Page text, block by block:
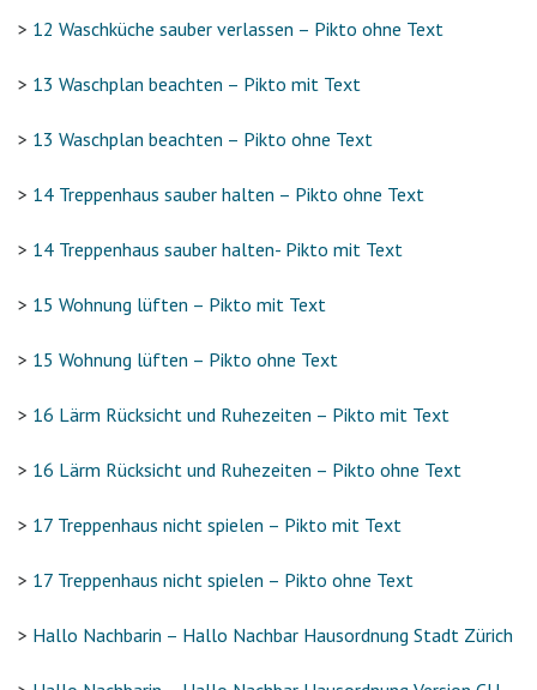
> 12 Waschküche sauber verlassen – Pikto ohne Text
> 13 Waschplan beachten – Pikto mit Text
> 13 Waschplan beachten – Pikto ohne Text
> 14 Treppenhaus sauber halten – Pikto ohne Text
> 14 Treppenhaus sauber halten- Pikto mit Text
> 15 Wohnung lüften – Pikto mit Text
> 15 Wohnung lüften – Pikto ohne Text
> 16 Lärm Rücksicht und Ruhezeiten – Pikto mit Text
> 16 Lärm Rücksicht und Ruhezeiten – Pikto ohne Text
> 17 Treppenhaus nicht spielen – Pikto mit Text
> 17 Treppenhaus nicht spielen – Pikto ohne Text
> Hallo Nachbarin – Hallo Nachbar Hausordnung Stadt Zürich